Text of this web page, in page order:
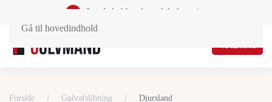
Gå til hovedindhold
Landsdækkende og lokal service
Forside Gulvafslibning Djursland